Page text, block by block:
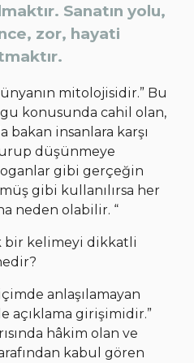
Sanatın yolu,
zor, hayati
mitolojisidir.” Bu
konusunda cahil olan,
insanlara karşı
düşünmeye
gibi gerçeğin
gibi kullanılırsa her
neden olabilir. “
bir kelimeyi dikkatli
anlaşılamayan
açıklama girişimidir.”
hâkim olan ve
kabul gören